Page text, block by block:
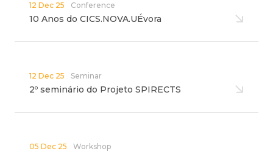
12 Dec 25 Conference
10 Anos do CICS.NOVA.UÉvora
12 Dec 25 Seminar
2º seminário do Projeto SPIRECTS
05 Dec 25 Workshop